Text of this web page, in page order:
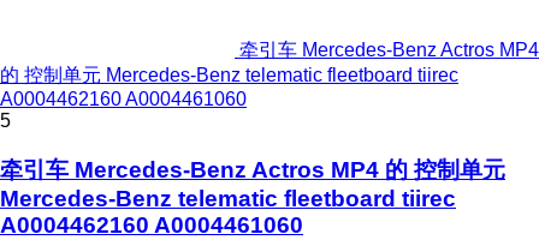
牵引车 Mercedes-Benz Actros MP4
的 控制单元 Mercedes-Benz telematic fleetboard tiirec
A0004462160 A0004461060
5
牵引车 Mercedes-Benz Actros MP4 的 控制单元
Mercedes-Benz telematic fleetboard tiirec
A0004462160 A0004461060